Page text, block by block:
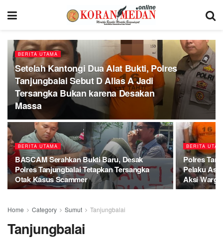
BERITA UTAMA
Setelah Kantongi Dua Alat Bukti, Polres
Tanjungbalai Sebut D Alias A Jadi
Tersangka Bukan karena Desakan
Massa
BERITA UTAMA
BASCAM Serahkan Bukti Baru, Desak
Polres Tanjungbalai Tetapkan Tersangka
Otak Kasus Scammer
BERITA
Polres
Pelaku
Aksi
Home Category Sumut Tanjungbalai
Tanjungbalai